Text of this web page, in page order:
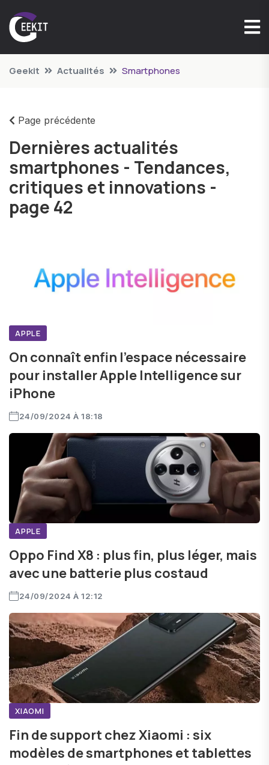
Geekit Actualités Smartphones
Page précédente
Dernières actualités
smartphones - Tendances,
critiques et innovations -
page 42
APPLE
On connaît enfin l'espace nécessaire
pour installer Apple Intelligence sur
iPhone
24/09/2024 À 18:18
APPLE
Oppo Find X8 : plus fin, plus léger, mais
avec une batterie plus costaud
24/09/2024 À 12:12
XIAOMI
Fin de support chez Xiaomi : six
modèles de smartphones et tablettes